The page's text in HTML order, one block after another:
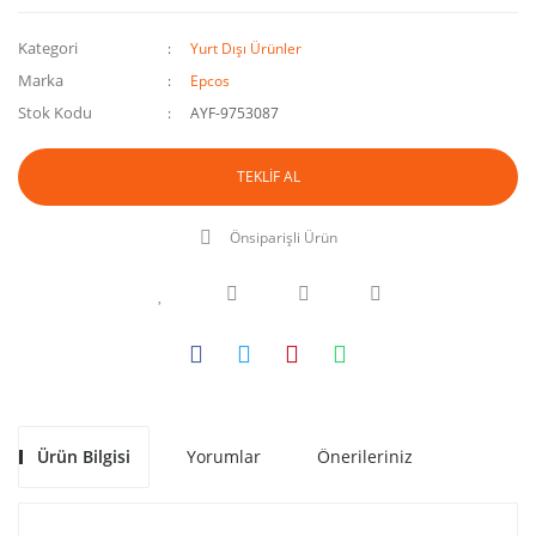
Kategori Yurt Dışı Ürünler
Marka Epcos
Stok Kodu AYF-9753087
TEKLİF AL
Önsiparişli Ürün
Ürün Bilgisi Yorumlar Önerileriniz